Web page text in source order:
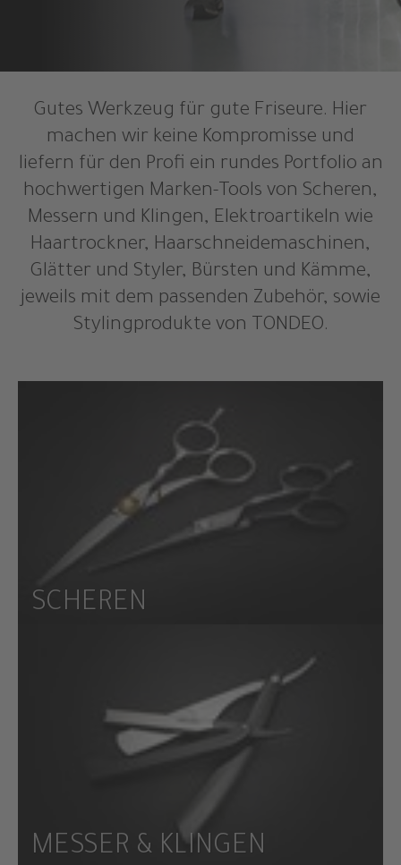
Gutes Werkzeug für gute Friseure. Hier
machen wir keine Kompromisse und
liefern für den Profi ein rundes Portfolio an
hochwertigen Marken-Tools von Scheren,
Messern und Klingen, Elektroartikeln wie
Haartrockner, Haarschneidemaschinen,
Glätter und Styler, Bürsten und Kämme,
jeweils mit dem passenden Zubehör, sowie
Stylingprodukte von TONDEO.
SCHEREN
MESSER & KLINGEN